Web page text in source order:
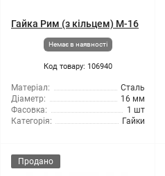
Гайка Рим (з кільцем) М-16
Немає в наявності
Код товару: 106940
Матеріал:
Сталь
Діаметр:
16 мм
Фасовка:
1 шт
Категорія:
Гайки
Продано